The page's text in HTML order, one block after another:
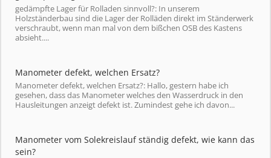
gedämpfte Lager für Rolladen sinnvoll?: In unserem
Holzständerbau sind die Lager der Rolläden direkt im Ständerwerk
verschraubt, wenn man mal von dem bißchen OSB des Kastens
absieht....
Manometer defekt, welchen Ersatz?
Manometer defekt, welchen Ersatz?: Hallo, gestern habe ich
gesehen, dass das Manometer welches den Wasserdruck in den
Hausleitungen anzeigt defekt ist. Zumindest gehe ich davon...
Manometer vom Solekreislauf ständig defekt, wie kann das
sein?